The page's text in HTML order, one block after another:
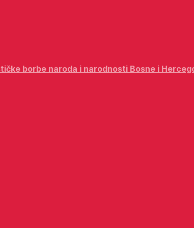
borbe naroda i narodnosti Bosne i